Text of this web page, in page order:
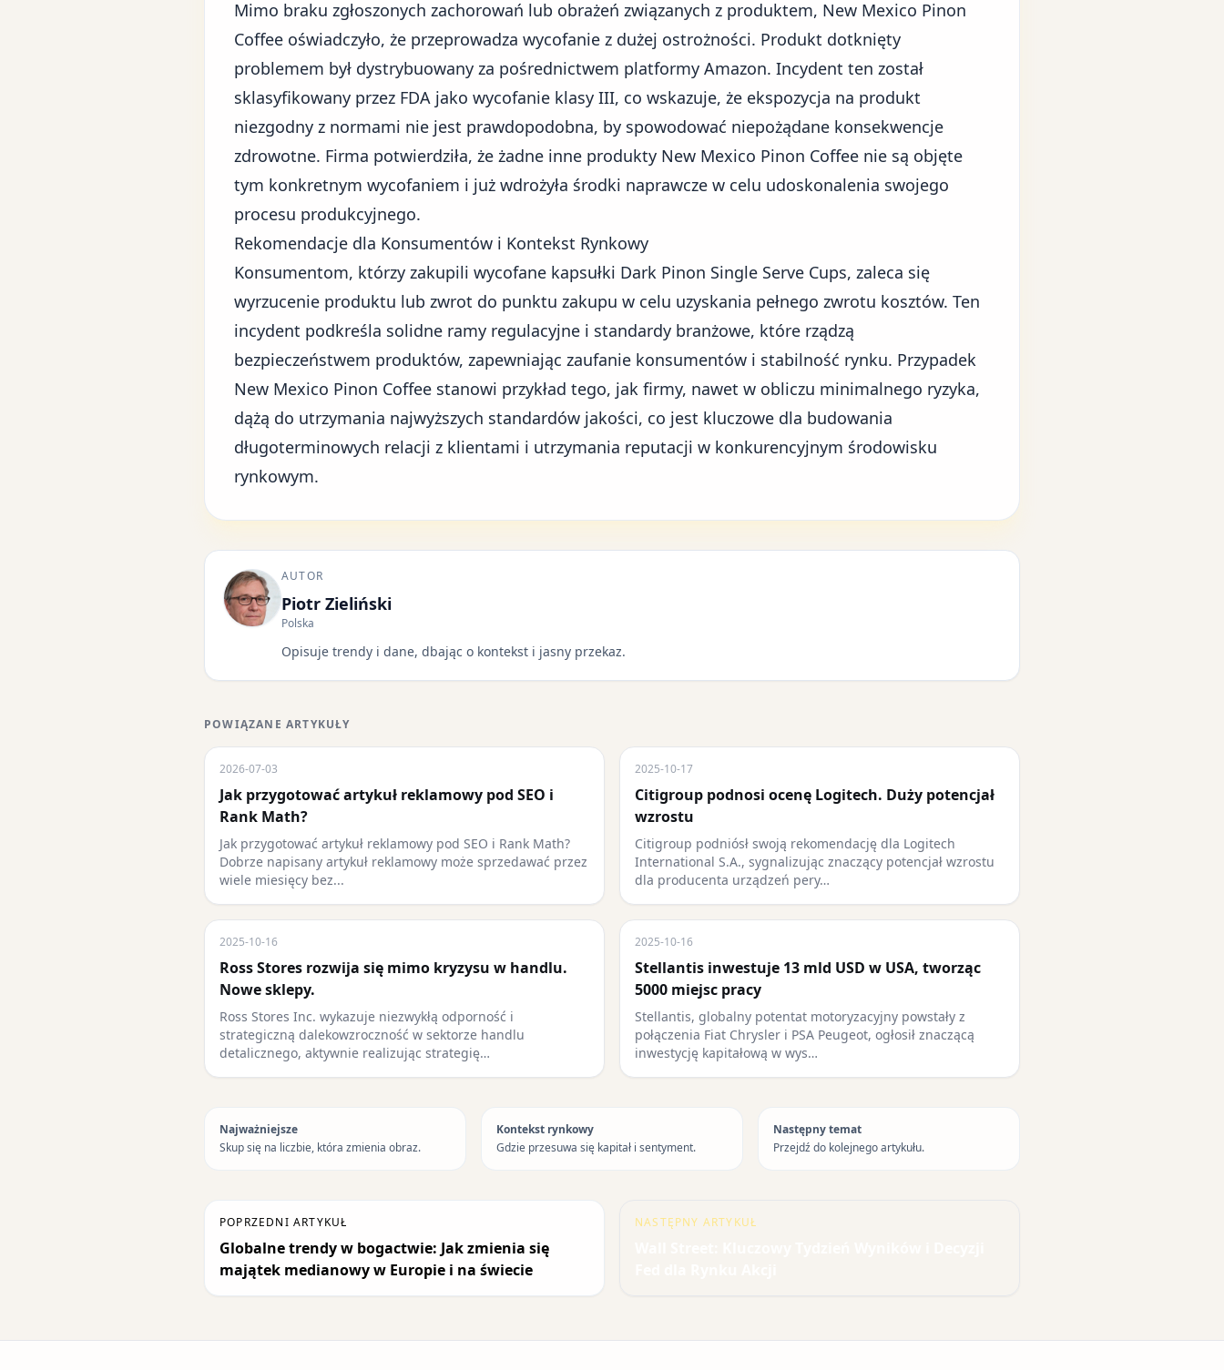
Mimo braku zgłoszonych zachorowań lub obrażeń związanych z produktem, New Mexico Pinon
Coffee oświadczyło, że przeprowadza wycofanie z dużej ostrożności. Produkt dotknięty
problemem był dystrybuowany za pośrednictwem platformy Amazon. Incydent ten został
sklasyfikowany przez FDA jako wycofanie klasy III, co wskazuje, że ekspozycja na produkt
niezgodny z normami nie jest prawdopodobna, by spowodować niepożądane konsekwencje
zdrowotne. Firma potwierdziła, że żadne inne produkty New Mexico Pinon Coffee nie są objęte
tym konkretnym wycofaniem i już wdrożyła środki naprawcze w celu udoskonalenia swojego
procesu produkcyjnego.
Rekomendacje dla Konsumentów i Kontekst Rynkowy
Konsumentom, którzy zakupili wycofane kapsułki Dark Pinon Single Serve Cups, zaleca się
wyrzucenie produktu lub zwrot do punktu zakupu w celu uzyskania pełnego zwrotu kosztów. Ten
incydent podkreśla solidne ramy regulacyjne i standardy branżowe, które rządzą
bezpieczeństwem produktów, zapewniając zaufanie konsumentów i stabilność rynku. Przypadek
New Mexico Pinon Coffee stanowi przykład tego, jak firmy, nawet w obliczu minimalnego ryzyka,
dążą do utrzymania najwyższych standardów jakości, co jest kluczowe dla budowania
długoterminowych relacji z klientami i utrzymania reputacji w konkurencyjnym środowisku
rynkowym.
AUTOR
Piotr Zieliński
Polska
Opisuje trendy i dane, dbając o kontekst i jasny przekaz.
POWIĄZANE ARTYKUŁY
2026-07-03
Jak przygotować artykuł reklamowy pod SEO i
Rank Math?
Jak przygotować artykuł reklamowy pod SEO i Rank Math?
Dobrze napisany artykuł reklamowy może sprzedawać przez
wiele miesięcy bez...
2025-10-17
Citigroup podnosi ocenę Logitech. Duży potencjał
wzrostu
Citigroup podniósł swoją rekomendację dla Logitech
International S.A., sygnalizując znaczący potencjał wzrostu
dla producenta urządzeń pery…
2025-10-16
Ross Stores rozwija się mimo kryzysu w handlu.
Nowe sklepy.
Ross Stores Inc. wykazuje niezwykłą odporność i
strategiczną dalekowzroczność w sektorze handlu
detalicznego, aktywnie realizując strategię…
2025-10-16
Stellantis inwestuje 13 mld USD w USA, tworząc
5000 miejsc pracy
Stellantis, globalny potentat motoryzacyjny powstały z
połączenia Fiat Chrysler i PSA Peugeot, ogłosił znaczącą
inwestycję kapitałową w wys…
Najważniejsze
Skup się na liczbie, która zmienia obraz.
Kontekst rynkowy
Gdzie przesuwa się kapitał i sentyment.
Następny temat
Przejdź do kolejnego artykułu.
POPRZEDNI ARTYKUŁ
Globalne trendy w bogactwie: Jak zmienia się
majątek medianowy w Europie i na świecie
NASTĘPNY ARTYKUŁ